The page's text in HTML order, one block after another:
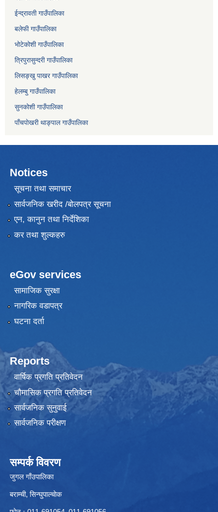
ईन्द्रावती गाउँपालिका
बलेफी गाउँपालिका
भोटेकोशी गाउँपालिका
त्रिपुरासुन्दरी गाउँपालिका
लिसङ्खु पाखर गाउँपालिका
हेलम्बु गाउँपालिका
सुनकोशी गाउँपालिका
पाँचपाेखरी थाङ्पाल गाउँपालिका
Notices
सूचना तथा समाचार
सार्वजनिक खरीद /बोलपत्र सूचना
एन, कानुन तथा निर्देशिका
कर तथा शुल्कहरु
eGov services
सामाजिक सुरक्षा
नागरिक वडापत्र
घटना दर्ता
Reports
वार्षिक प्रगति प्रतिवेदन
चौमासिक प्रगति प्रतिवेदन
सार्वजनिक सुनुवाई
सार्वजनिक परीक्षण
सम्पर्क विवरण
जुगल गाँउपालिका
बराम्ची, सिन्घुपाल्चाेक